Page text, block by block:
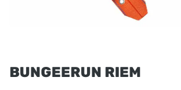
BUNGEERUN RIEM